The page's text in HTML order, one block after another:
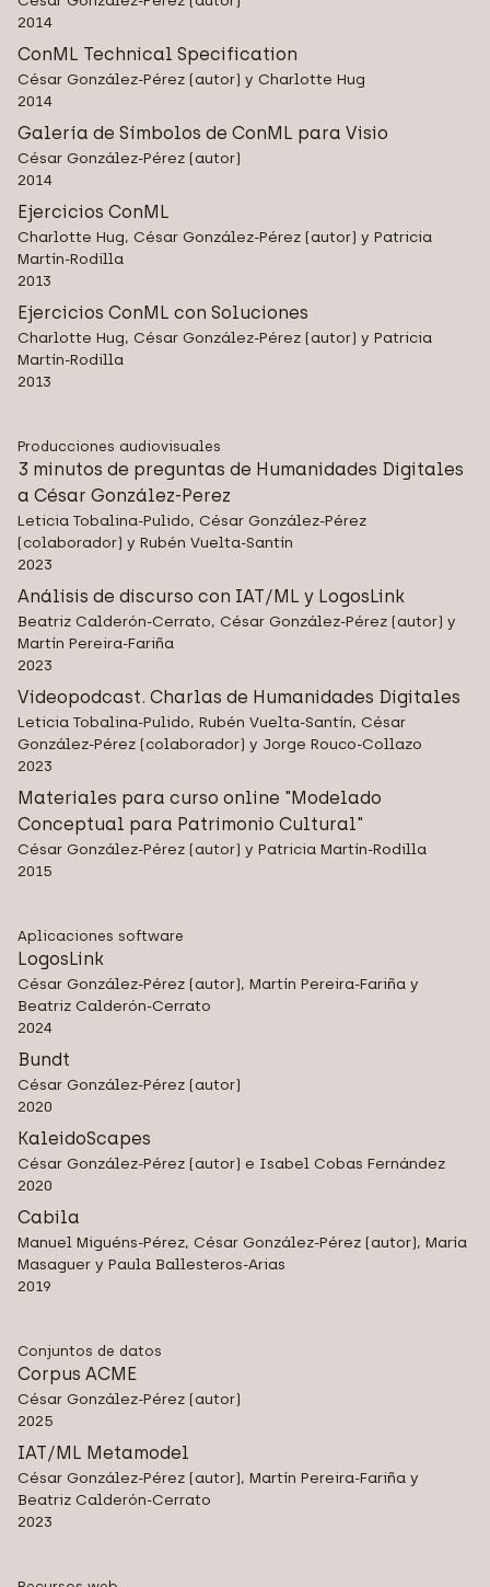
2014
ConML Technical Specification
César González-Pérez (autor) y Charlotte Hug
2014
Galería de Símbolos de ConML para Visio
César González-Pérez (autor)
2014
Ejercicios ConML
Charlotte Hug, César González-Pérez (autor) y Patricia
Martín-Rodilla
2013
Ejercicios ConML con Soluciones
Charlotte Hug, César González-Pérez (autor) y Patricia
Martín-Rodilla
2013
Producciones audiovisuales
3 minutos de preguntas de Humanidades Digitales
a César González-Perez
Leticia Tobalina-Pulido, César González-Pérez
(colaborador) y Rubén Vuelta-Santín
2023
Análisis de discurso con IAT/ML y LogosLink
Beatriz Calderón-Cerrato, César González-Pérez (autor) y
Martín Pereira-Fariña
2023
Videopodcast. Charlas de Humanidades Digitales
Leticia Tobalina-Pulido, Rubén Vuelta-Santín, César
González-Pérez (colaborador) y Jorge Rouco-Collazo
2023
Materiales para curso online "Modelado
Conceptual para Patrimonio Cultural"
César González-Pérez (autor) y Patricia Martín-Rodilla
2015
Aplicaciones software
LogosLink
César González-Pérez (autor), Martín Pereira-Fariña y
Beatriz Calderón-Cerrato
2024
Bundt
César González-Pérez (autor)
2020
KaleidoScapes
César González-Pérez (autor) e Isabel Cobas Fernández
2020
Cabila
Manuel Miguéns-Pérez, César González-Pérez (autor), María
Masaguer y Paula Ballesteros-Arias
2019
Conjuntos de datos
Corpus ACME
César González-Pérez (autor)
2025
IAT/ML Metamodel
César González-Pérez (autor), Martín Pereira-Fariña y
Beatriz Calderón-Cerrato
2023